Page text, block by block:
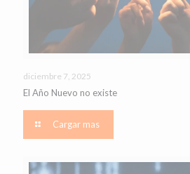
diciembre 7, 2025
El Año Nuevo no existe
Cargar mas